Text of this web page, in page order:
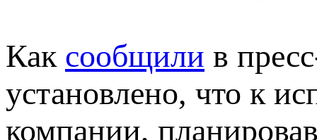
Как сообщили в
установлено, что к
компании,